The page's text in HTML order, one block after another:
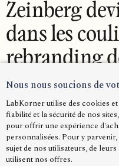
Zeinberg
dans les
rebranding
photo !
2024-03-25
Nous nous soucions de
LabKorner utilise des cookies
fiabilité et la sécurité de nos
pour offrir une expérience
personnalisées. Pour y
sujet de nos utilisateurs, de
utilisent nos offres.